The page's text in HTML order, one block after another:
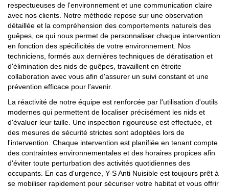
respectueuses de l'environnement et une communication claire
avec nos clients. Notre méthode repose sur une observation
détaillée et la compréhension des comportements naturels des
guêpes, ce qui nous permet de personnaliser chaque intervention
en fonction des spécificités de votre environnement. Nos
techniciens, formés aux dernières techniques de dératisation et
d'élimination des nids de guêpes, travaillent en étroite
collaboration avec vous afin d'assurer un suivi constant et une
prévention efficace pour l'avenir.
La réactivité de notre équipe est renforcée par l'utilisation d'outils
modernes qui permettent de localiser précisément les nids et
d'évaluer leur taille. Une inspection rigoureuse est effectuée, et
des mesures de sécurité strictes sont adoptées lors de
l'intervention. Chaque intervention est planifiée en tenant compte
des contraintes environnementales et des horaires propices afin
d'éviter toute perturbation des activités quotidiennes des
occupants. En cas d'urgence, Y-S Anti Nuisible est toujours prêt à
se mobiliser rapidement pour sécuriser votre habitat et vous offrir